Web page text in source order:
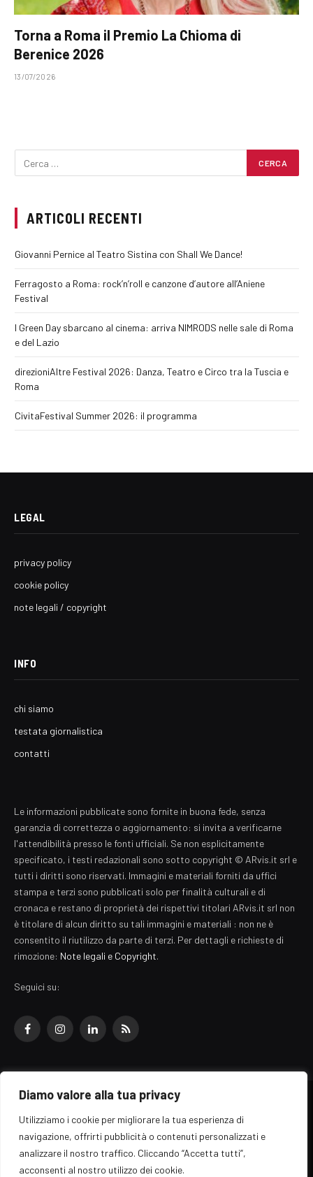
Diamo valore alla tua privacy
Utilizziamo i cookie per migliorare la tua esperienza di
navigazione, offrirti pubblicità o contenuti personalizzati e
analizzare il nostro traffico. Cliccando “Accetta tutti”,
acconsenti al nostro utilizzo dei cookie.
Torna a Roma il Premio La Chioma di
Berenice 2026
13/07/2026
ARTICOLI RECENTI
Giovanni Pernice al Teatro Sistina con Shall We Dance!
Ferragosto a Roma: rock’n’roll e canzone d’autore all’Aniene
Festival
I Green Day sbarcano al cinema: arriva NIMRODS nelle sale di Roma
e del Lazio
direzioniAltre Festival 2026: Danza, Teatro e Circo tra la Tuscia e
Roma
CivitaFestival Summer 2026: il programma
LEGAL
privacy policy
cookie policy
note legali / copyright
INFO
chi siamo
testata giornalistica
contatti
Le informazioni pubblicate sono fornite in buona fede, senza
garanzia di correttezza o aggiornamento: si invita a verificarne
l'attendibilità presso le fonti ufficiali. Se non esplicitamente
specificato, i testi redazionali sono sotto copyright © ARvis.it srl e
tutti i diritti sono riservati. Immagini e materiali forniti da uffici
stampa e terzi sono pubblicati solo per finalità culturali e di
cronaca e restano di proprietà dei rispettivi titolari ARvis.it srl non
è titolare di alcun diritto su tali immagini e materiali : non ne è
consentito il riutilizzo da parte di terzi. Per dettagli e richieste di
rimozione: Note legali e Copyright.
Seguici su:
FacebookInstagramLinkedInRSS
© 2026 EZ Rome Designed by ARvis.it
Il portale EZ Rome e' una testata giornalistica di carattere generalista
registrata al tribunale di Roma - Numero 389/2008
Direttore responsabile: Raffaella Roani - ISSN: 2036-783X
Edito da ARvis.it srl - via Alessandria 88 - 00198 Roma CF/PI/R.I.